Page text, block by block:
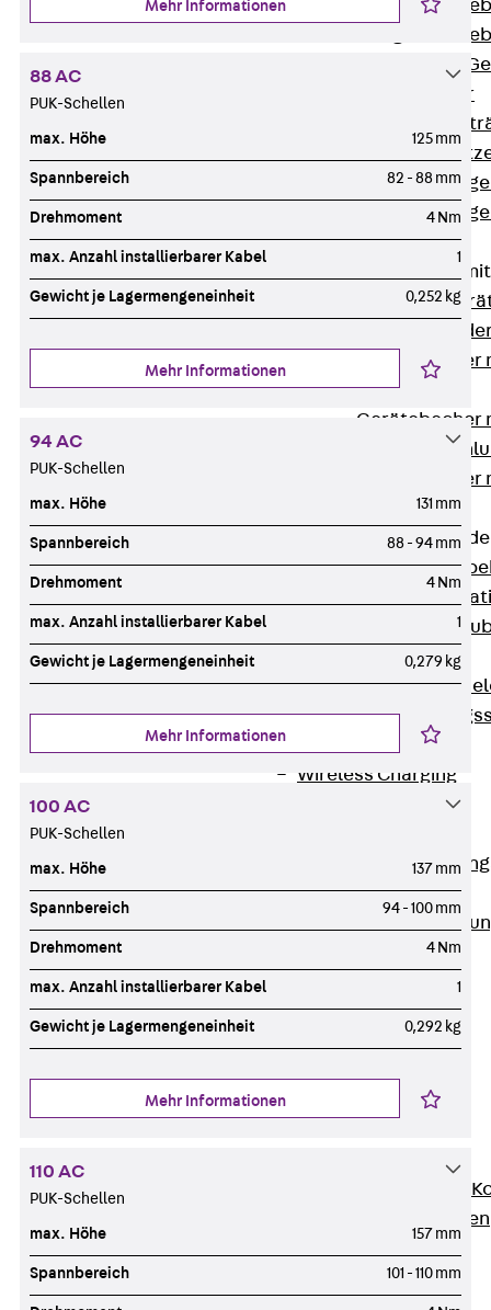
Eckige
Eckige
Zubehör für
Geräteträger
Multimedia
Gerätebecher
Zurück
Gerätebecher
Anschluss
Gerätebecher
GST18-
Gerätebecher
Anschluss
Zubehör für
Zurück
Optionales
Ersatzteile
Werkzeuge
Wireless Charging
Industrieanlagen
Bodengeführte
Rechenzentrum
Funktionserhalt
Services
Beratung, Planung,
Individuelle Lösungen
Mehr Informationen
88 AC
PUK-Schellen
max. Höhe 125 mm
Spannbereich 82 - 88 mm
Drehmoment 4 Nm
max. Anzahl installierbarer Kabel 1
Gewicht je Lagermengeneinheit 0,252 kg
Mehr Informationen
94 AC
PUK-Schellen
max. Höhe 131 mm
Spannbereich 88 - 94 mm
Drehmoment 4 Nm
max. Anzahl installierbarer Kabel 1
Gewicht je Lagermengeneinheit 0,279 kg
Mehr Informationen
100 AC
PUK-Schellen
max. Höhe 137 mm
Spannbereich 94 - 100 mm
Drehmoment 4 Nm
max. Anzahl installierbarer Kabel 1
Gewicht je Lagermengeneinheit 0,292 kg
Mehr Informationen
110 AC
PUK-Schellen
max. Höhe 157 mm
Spannbereich 101 - 110 mm